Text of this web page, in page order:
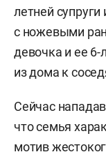
летней супруги
с ножевыми
девочка и ее 6-
из дома к
Сейчас
что семья
мотив